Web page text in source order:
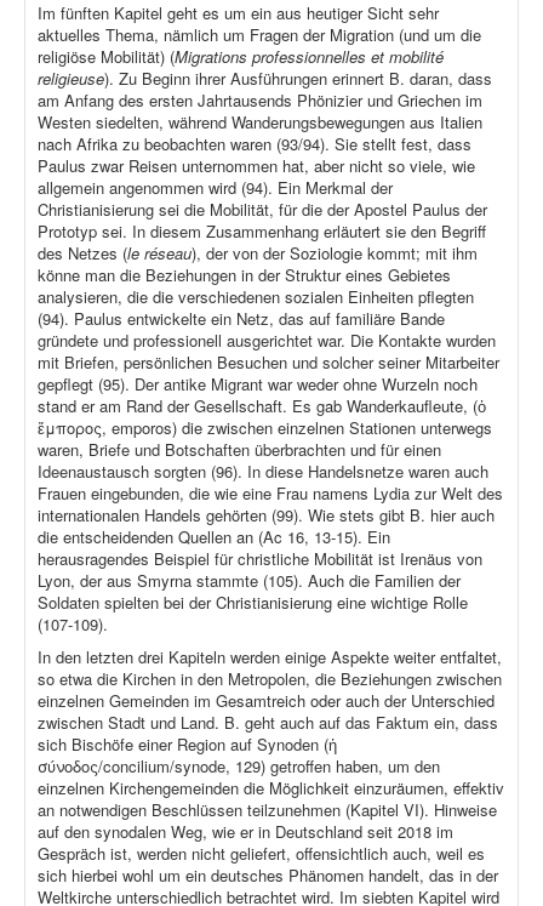
Im fünften Kapitel geht es um ein aus heutiger Sicht sehr
aktuelles Thema, nämlich um Fragen der Migration (und um die
religiöse Mobilität) (Migrations professionnelles et mobilité
religieuse). Zu Beginn ihrer Ausführungen erinnert B. daran, dass
am Anfang des ersten Jahrtausends Phönizier und Griechen im
Westen siedelten, während Wanderungsbewegungen aus Italien
nach Afrika zu beobachten waren (93/94). Sie stellt fest, dass
Paulus zwar Reisen unternommen hat, aber nicht so viele, wie
allgemein angenommen wird (94). Ein Merkmal der
Christianisierung sei die Mobilität, für die der Apostel Paulus der
Prototyp sei. In diesem Zusammenhang erläutert sie den Begriff
des Netzes (le réseau), der von der Soziologie kommt; mit ihm
könne man die Beziehungen in der Struktur eines Gebietes
analysieren, die die verschiedenen sozialen Einheiten pflegten
(94). Paulus entwickelte ein Netz, das auf familiäre Bande
gründete und professionell ausgerichtet war. Die Kontakte wurden
mit Briefen, persönlichen Besuchen und solcher seiner Mitarbeiter
gepflegt (95). Der antike Migrant war weder ohne Wurzeln noch
stand er am Rand der Gesellschaft. Es gab Wanderkaufleute, (ὁ
ἔμπορος, emporos) die zwischen einzelnen Stationen unterwegs
waren, Briefe und Botschaften überbrachten und für einen
Ideenaustausch sorgten (96). In diese Handelsnetze waren auch
Frauen eingebunden, die wie eine Frau namens Lydia zur Welt des
internationalen Handels gehörten (99). Wie stets gibt B. hier auch
die entscheidenden Quellen an (Ac 16, 13-15). Ein
herausragendes Beispiel für christliche Mobilität ist Irenäus von
Lyon, der aus Smyrna stammte (105). Auch die Familien der
Soldaten spielten bei der Christianisierung eine wichtige Rolle
(107-109).
In den letzten drei Kapiteln werden einige Aspekte weiter entfaltet,
so etwa die Kirchen in den Metropolen, die Beziehungen zwischen
einzelnen Gemeinden im Gesamtreich oder auch der Unterschied
zwischen Stadt und Land. B. geht auch auf das Faktum ein, dass
sich Bischöfe einer Region auf Synoden (ἡ
σύνοδος/concilium/synode, 129) getroffen haben, um den
einzelnen Kirchengemeinden die Möglichkeit einzuräumen, effektiv
an notwendigen Beschlüssen teilzunehmen (Kapitel VI). Hinweise
auf den synodalen Weg, wie er in Deutschland seit 2018 im
Gespräch ist, werden nicht geliefert, offensichtlich auch, weil es
sich hierbei wohl um ein deutsches Phänomen handelt, das in der
Weltkirche unterschiedlich betrachtet wird. Im siebten Kapitel wird